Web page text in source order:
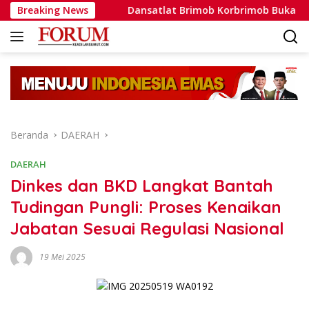
Langsung
ke
konten
Breaking News
Nyata Dansatlat Brimob Korbrimob Buka Pelatihan
Beranda DAERAH
DAERAH
Dinkes dan BKD Langkat Bantah
Tudingan Pungli: Proses Kenaikan
Jabatan Sesuai Regulasi Nasional
19 Mei 2025